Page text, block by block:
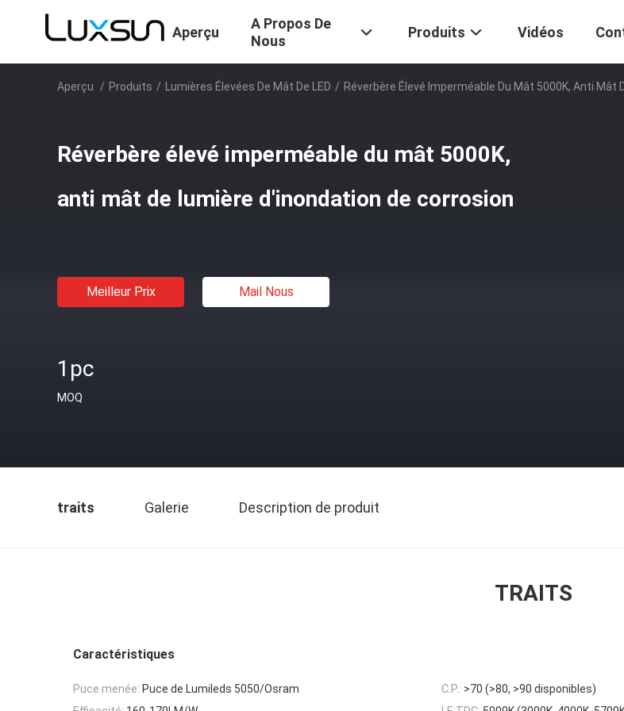
Aperçu
A Propos De
Nous
Produits Vidéos
Aperçu / Produits / Lumières Élevées De Mât De LED / Réverbère Élevé Imperméable Du Mât 5000K, Anti Mât
Réverbère élevé imperméable du mât 5000K,
anti mât de lumière d'inondation de corrosion
Meilleur Prix Mail Nous
1pc
MOQ
traits Galerie Description de produit
TRAITS
Caractéristiques
Puce menée: Puce de Lumileds 5050/Osram C.P.: >70 (>80, >90 disponibles)